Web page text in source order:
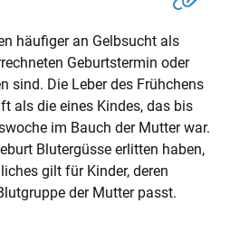
häufiger an Gelbsucht als
Geburtstermin oder
sind. Die Leber des Frühchens
als die eines Kindes, das bis
im Bauch der Mutter war.
Blutergüsse erlitten haben,
gilt für Kinder, deren
der Mutter passt.